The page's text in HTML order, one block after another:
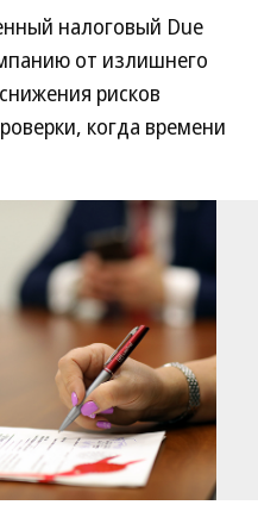
налоговый Due
от излишнего
рисков
когда времени